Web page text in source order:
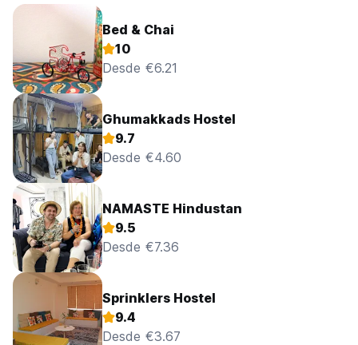
Bed & Chai
10
Desde €6.21
Ghumakkads Hostel
9.7
Desde €4.60
NAMASTE Hindustan
9.5
Desde €7.36
Sprinklers Hostel
9.4
Desde €3.67